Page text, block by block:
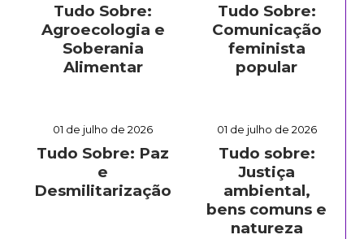
Tudo Sobre:
Agroecologia e
Soberania
Alimentar
Tudo Sobre:
Comunicação
feminista
popular
01 de julho de 2026
Tudo Sobre: Paz
e
Desmilitarização
01 de julho de 2026
Tudo sobre:
Justiça
ambiental,
bens comuns e
natureza